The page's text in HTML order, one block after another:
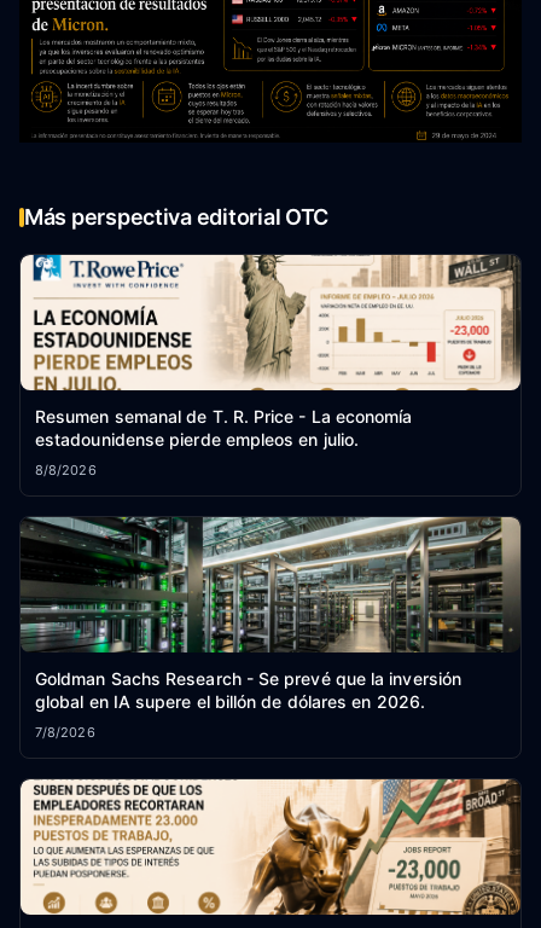
Más perspectiva editorial OTC
Resumen semanal de T. R. Price - La economía
estadounidense pierde empleos en julio.
8/8/2026
Goldman Sachs Research - Se prevé que la inversión
global en IA supere el billón de dólares en 2026.
7/8/2026